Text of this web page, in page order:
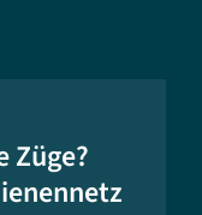
Züge?